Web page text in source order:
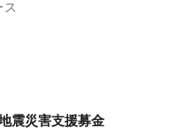
震災害支援募金